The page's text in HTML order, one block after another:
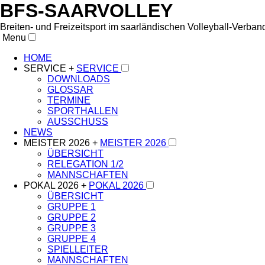
BFS-SAARVOLLEY
Breiten- und Freizeitsport im saarländischen Volleyball-
Menu
HOME
SERVICE + SERVICE
DOWNLOADS
GLOSSAR
TERMINE
SPORTHALLEN
AUSSCHUSS
NEWS
MEISTER 2026 + MEISTER 2026
ÜBERSICHT
RELEGATION 1/2
MANNSCHAFTEN
POKAL 2026 + POKAL 2026
ÜBERSICHT
GRUPPE 1
GRUPPE 2
GRUPPE 3
GRUPPE 4
SPIELLEITER
MANNSCHAFTEN